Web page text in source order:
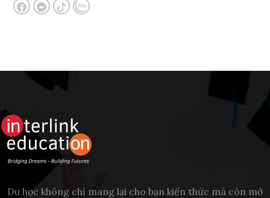
Du học không chỉ mang lại cho bạn kiến thức mà còn mở